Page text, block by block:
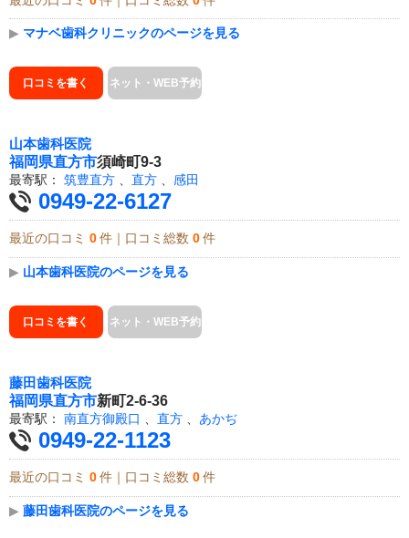
▶ マナベ歯科クリニックのページを見る
口コミを書く ネット・WEB予約
山本歯科医院
福岡県直方市須崎町9-3
最寄駅： 筑豊直方 直方 感田
0949-22-6127
最近の口コミ 0 件｜口コミ総数 0 件
▶ 山本歯科医院のページを見る
口コミを書く ネット・WEB予約
藤田歯科医院
福岡県直方市新町2-6-36
最寄駅： 南直方御殿口 直方 あかぢ
0949-22-1123
最近の口コミ 0 件｜口コミ総数 0 件
▶ 藤田歯科医院のページを見る